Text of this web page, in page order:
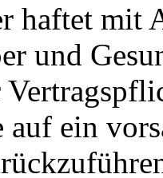
haftet mit
und
auf ein